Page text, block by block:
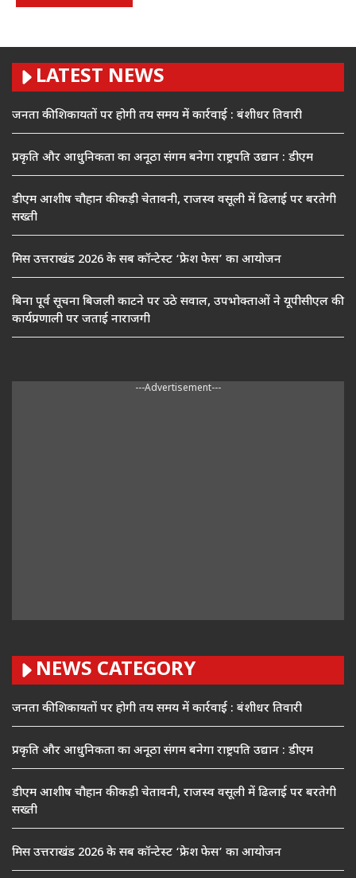
LATEST NEWS
जनता की शिकायतों पर होगी तय समय में कार्रवाई : बंशीधर तिवारी
प्रकृति और आधुनिकता का अनूठा संगम बनेगा राष्ट्रपति उद्यान : डीएम
डीएम आशीष चौहान की कड़ी चेतावनी, राजस्व वसूली में ढिलाई पर बरतेगी
सख्ती
मिस उत्तराखंड 2026 के सब कॉन्टेस्ट ‘फ्रेश फेस’ का आयोजन
बिना पूर्व सूचना बिजली काटने पर उठे सवाल, उपभोक्ताओं ने यूपीसीएल की
कार्यप्रणाली पर जताई नाराजगी
---Advertisement---
NEWS CATEGORY
जनता की शिकायतों पर होगी तय समय में कार्रवाई : बंशीधर तिवारी
प्रकृति और आधुनिकता का अनूठा संगम बनेगा राष्ट्रपति उद्यान : डीएम
डीएम आशीष चौहान की कड़ी चेतावनी, राजस्व वसूली में ढिलाई पर बरतेगी
सख्ती
मिस उत्तराखंड 2026 के सब कॉन्टेस्ट ‘फ्रेश फेस’ का आयोजन